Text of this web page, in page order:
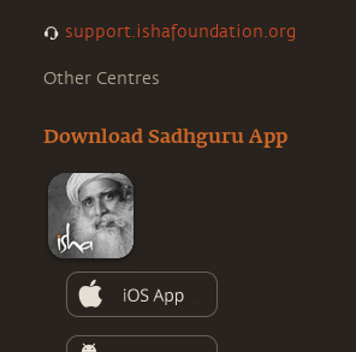
support.ishafoundation.org
Other Centres
Download Sadhguru App